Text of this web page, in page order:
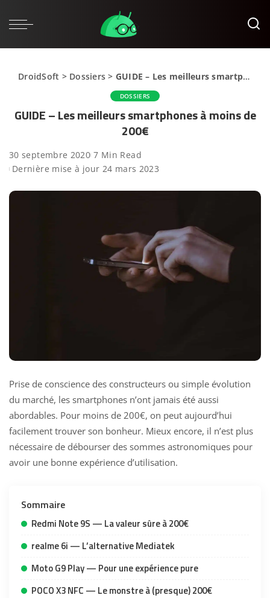
DroidSoft > Dossiers > GUIDE – Les meilleurs smartphones à moins de 200€
DOSSIERS
GUIDE – Les meilleurs smartphones à moins de
200€
30 septembre 2020 7 Min Read
Dernière mise à jour 24 mars 2023
Prise de conscience des constructeurs ou simple évolution
du marché, les smartphones n’ont jamais été aussi
abordables. Pour moins de 200€, on peut aujourd’hui
facilement trouver son bonheur. Mieux encore, il n’est plus
nécessaire de débourser des sommes astronomiques pour
avoir une bonne expérience d’utilisation.
Sommaire
Redmi Note 9S — La valeur sûre à 200€
realme 6i — L’alternative Mediatek
Moto G9 Play — Pour une expérience pure
POCO X3 NFC — Le monstre à (presque) 200€